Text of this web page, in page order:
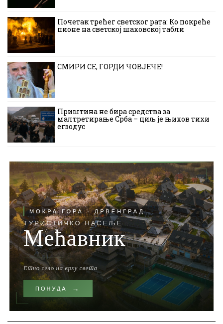
Почетак трећег светског рата: Ко покреће
пионе на светској шаховској табли
СМИРИ СЕ, ГОРДИ ЧОВЈЕЧЕ!
Приштина не бира средства за
малтретирање Срба – циљ је њихов тихи
егзодус